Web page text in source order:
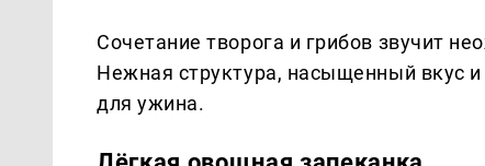
Сочетание творога и грибов звучит
Нежная структура, насыщенный вкус
для ужина.